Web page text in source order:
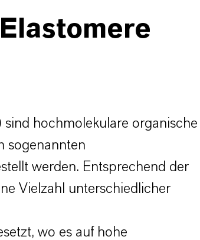
sind hochmolekulare organische
sogenannten
werden. Entsprechend der
Vielzahl unterschiedlicher
wo es auf hohe